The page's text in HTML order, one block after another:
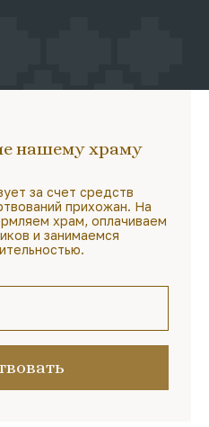
нашему храму
за счет средств
прихожан. На
храм, оплачиваем
и занимаемся